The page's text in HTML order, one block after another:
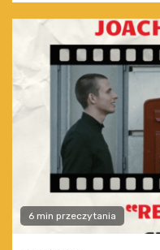
6 min przeczytania